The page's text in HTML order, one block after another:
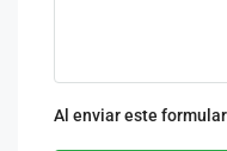
Al enviar este